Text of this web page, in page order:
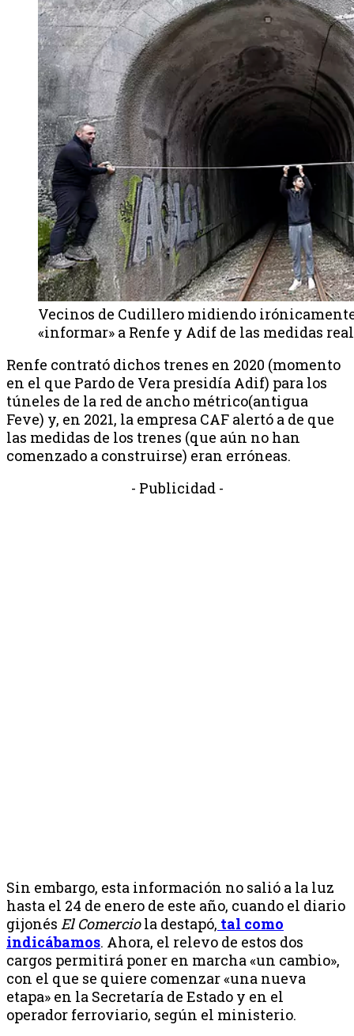
Vecinos de Cudillero midiendo
«informar» a Renfe y Adif de las medidas
Renfe contrató dichos trenes en 2020 (momento
en el que Pardo de Vera presidía Adif) para los
túneles de la red de ancho métrico(antigua
Feve) y, en 2021, la empresa CAF alertó a de que
las medidas de los trenes (que aún no han
comenzado a construirse) eran erróneas.
- Publicidad -
Sin embargo, esta información no salió a la luz
hasta el 24 de enero de este año, cuando el diario
gijonés El Comerciola destapó, tal como
indicábamos. Ahora, el relevo de estos dos
cargos permitirá poner en marcha «un cambio»,
con el que se quiere comenzar «una nueva
etapa» en la Secretaría de Estado y en el
operador ferroviario, según el ministerio.